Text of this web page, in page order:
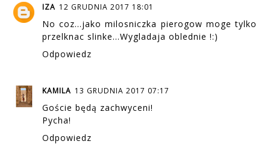
IZA 12 GRUDNIA 2017 18:01
No coz...jako milosniczka pierogow moge tylko
przelknac slinke...Wygladaja oblednie !:)
Odpowiedz
KAMILA 13 GRUDNIA 2017 07:17
Goście będą zachwyceni!
Pycha!
Odpowiedz